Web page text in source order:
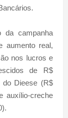
da campanha
aumento real,
nos lucros e
de R$
do Dieese (R$
auxílio-creche